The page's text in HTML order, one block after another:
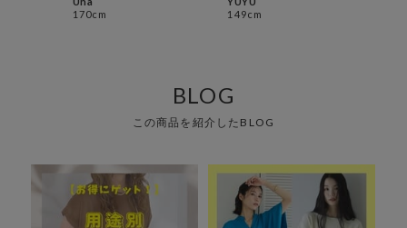
170cm
149cm
BLOG
この商品を紹介したBLOG